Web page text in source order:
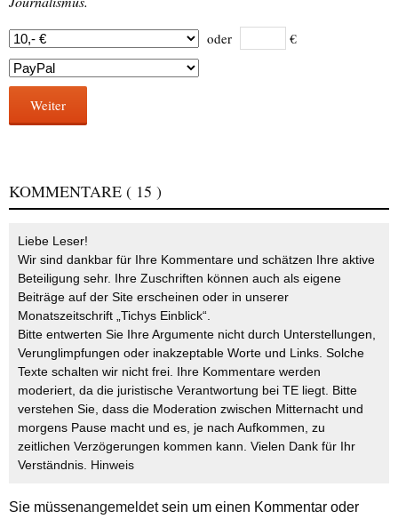
oder €
Weiter
KOMMENTARE ( 15 )
Liebe Leser!
Wir sind dankbar für Ihre Kommentare und schätzen Ihre aktive
Beteiligung sehr. Ihre Zuschriften können auch als eigene
Beiträge auf der Site erscheinen oder in unserer
Monatszeitschrift „Tichys Einblick“.
Bitte entwerten Sie Ihre Argumente nicht durch Unterstellungen,
Verunglimpfungen oder inakzeptable Worte und Links. Solche
Texte schalten wir nicht frei. Ihre Kommentare werden
moderiert, da die juristische Verantwortung bei TE liegt. Bitte
verstehen Sie, dass die Moderation zwischen Mitternacht und
morgens Pause macht und es, je nach Aufkommen, zu
zeitlichen Verzögerungen kommen kann. Vielen Dank für Ihr
Verständnis. Hinweis
Sie müssenangemeldetsein um einen Kommentar oder